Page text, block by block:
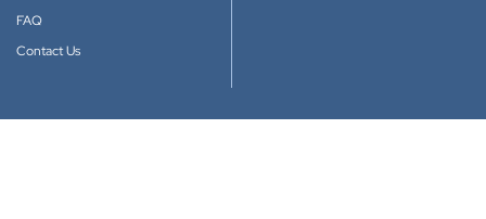
FAQ
Contact Us